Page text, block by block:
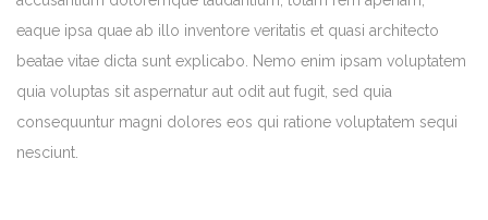
eaque ipsa quae ab illo inventore veritatis et quasi architecto
beatae vitae dicta sunt explicabo. Nemo enim ipsam voluptatem
quia voluptas sit aspernatur aut odit aut fugit, sed quia
consequuntur magni dolores eos qui ratione voluptatem sequi
nesciunt.